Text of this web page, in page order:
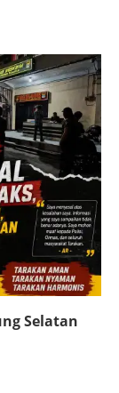
Selatan